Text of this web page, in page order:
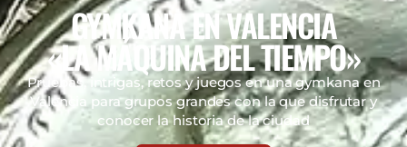
GYMKANA EN VALENCIA
«LA MÁQUINA DEL TIEMPO»
Pruebas, intrigas, retos y juegos en una gymkana en
Valencia para grupos grandes con la que disfrutar y
conocer la historia de la ciudad